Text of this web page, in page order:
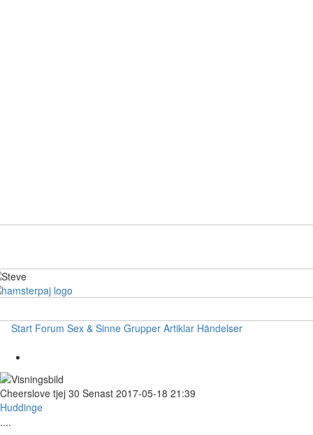
Start Forum Sex & Sinne Grupper Artiklar Händelser
Cheerslove tjej 30 Senast 2017-05-18 21:39
Huddinge
....